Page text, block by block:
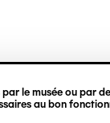
le musée ou par
au bon